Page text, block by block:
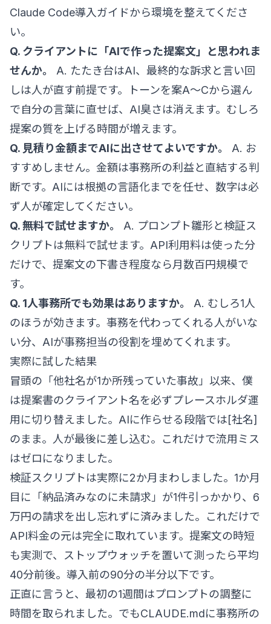
Claude Code導入ガイドから環境を整えてくださ
い。
Q. クライアントに「AIで作った提案文」と思われま
せんか。
A. たたき台はAI、最終的な訴求と言い回
しは人が直す前提です。トーンを案A〜Cから選ん
で自分の言葉に直せば、AI臭さは消えます。むしろ
提案の質を上げる時間が増えます。
Q. 見積り金額までAIに出させてよいですか。
A. お
すすめしません。金額は事務所の利益と直結する判
断です。AIには根拠の言語化までを任せ、数字は必
ず人が確定してください。
Q. 無料で試せますか。
A. プロンプト雛形と検証ス
クリプトは無料で試せます。API利用料は使った分
だけで、提案文の下書き程度なら月数百円規模で
す。
Q. 1人事務所でも効果はありますか。
A. むしろ1人
のほうが効きます。事務を代わってくれる人がいな
い分、AIが事務担当の役割を埋めてくれます。
実際に試した結果
冒頭の「他社名が1か所残っていた事故」以来、僕
は提案書のクライアント名を必ずプレースホルダ運
用に切り替えました。AIに作らせる段階では[社名]
のまま。人が最後に差し込む。これだけで流用ミス
はゼロになりました。
検証スクリプトは実際に2か月まわしました。1か月
目に「納品済みなのに未請求」が1件引っかかり、6
万円の請求を出し忘れずに済みました。これだけで
API料金の元は完全に取れています。提案文の時短
も実測で、ストップウォッチを置いて測ったら平均
40分前後。導入前の90分の半分以下です。
正直に言うと、最初の1週間はプロンプトの調整に
時間を取られました。でもCLAUDE.mdに事務所の